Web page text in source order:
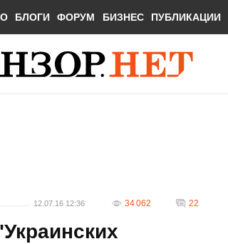
БЛОГИ ФОРУМ БИЗНЕС ПУБЛИКАЦИИ
12.07.16 12:36 34 062 22